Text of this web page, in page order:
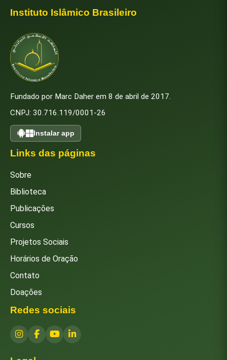
Instituto Islâmico Brasileiro
Fundado por Marc Daher em 8 de abril de 2017.
CNPJ: 30.716.119/0001-26
Instalar app
Links das páginas
Sobre
Biblioteca
Publicações
Cursos
Projetos Sociais
Horários de Oração
Contato
Doações
Redes sociais